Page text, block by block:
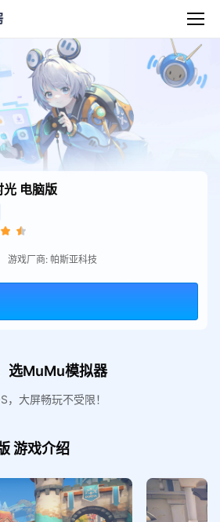
光 电脑版
游戏厂商: 帕斯亚科技
选MuMu模拟器
大屏畅玩不受限！
游戏介绍